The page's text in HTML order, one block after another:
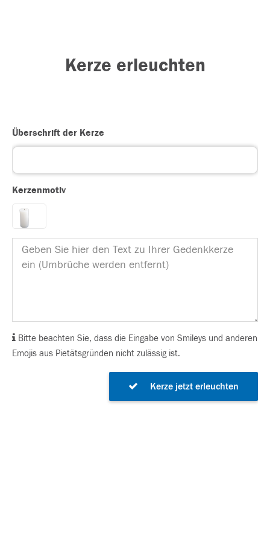
Kerze erleuchten
Überschrift der Kerze
Kerzenmotiv
Bitte beachten Sie, dass die Eingabe von Smileys und anderen
Emojis aus Pietätsgründen nicht zulässig ist.
Kerze jetzt erleuchten